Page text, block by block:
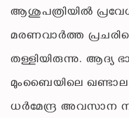
ആശുപത്രിയില്‍
മരണവാര്‍ത്ത
തള്ളിയിരുന്നു. ആദ്യ
മുംബൈയിലെ
ധര്‍മേന്ദ്ര അവസാന